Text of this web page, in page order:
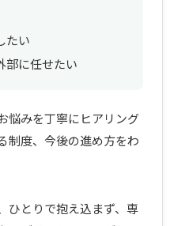
たい
部に任せたい
悩みを丁寧にヒアリング
制度、今後の進め方をわ
ひとりで抱え込まず、専